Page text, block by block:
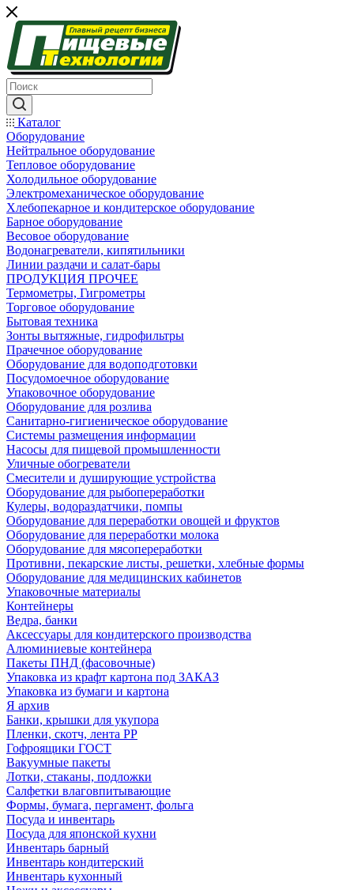
Каталог
Оборудование
Нейтральное оборудование
Тепловое оборудование
Холодильное оборудование
Электромеханическое оборудование
Хлебопекарное и кондитерское оборудование
Барное оборудование
Весовое оборудование
Водонагреватели, кипятильники
Линии раздачи и салат-бары
ПРОДУКЦИЯ ПРОЧЕЕ
Термометры, Гигрометры
Торговое оборудование
Бытовая техника
Зонты вытяжные, гидрофильтры
Прачечное оборудование
Оборудование для водоподготовки
Посудомоечное оборудование
Упаковочное оборудование
Оборудование для розлива
Санитарно-гигиеническое оборудование
Системы размещения информации
Насосы для пищевой промышленности
Уличные обогреватели
Смесители и душирующие устройства
Оборудование для рыбопереработки
Кулеры, водораздатчики, помпы
Оборудование для переработки овощей и фруктов
Оборудование для переработки молока
Оборудование для мясопереработки
Противни, пекарские листы, решетки, хлебные формы
Оборудование для медицинских кабинетов
Упаковочные материалы
Контейнеры
Ведра, банки
Аксессуары для кондитерского производства
Алюминиевые контейнера
Пакеты ПНД (фасовочные)
Упаковка из крафт картона под ЗАКАЗ
Упаковка из бумаги и картона
Я архив
Банки, крышки для укупора
Пленки, скотч, лента РР
Гофроящики ГОСТ
Вакуумные пакеты
Лотки, стаканы, подложки
Салфетки влаговпитывающие
Формы, бумага, пергамент, фольга
Посуда и инвентарь
Посуда для японской кухни
Инвентарь барный
Инвентарь кондитерский
Инвентарь кухонный